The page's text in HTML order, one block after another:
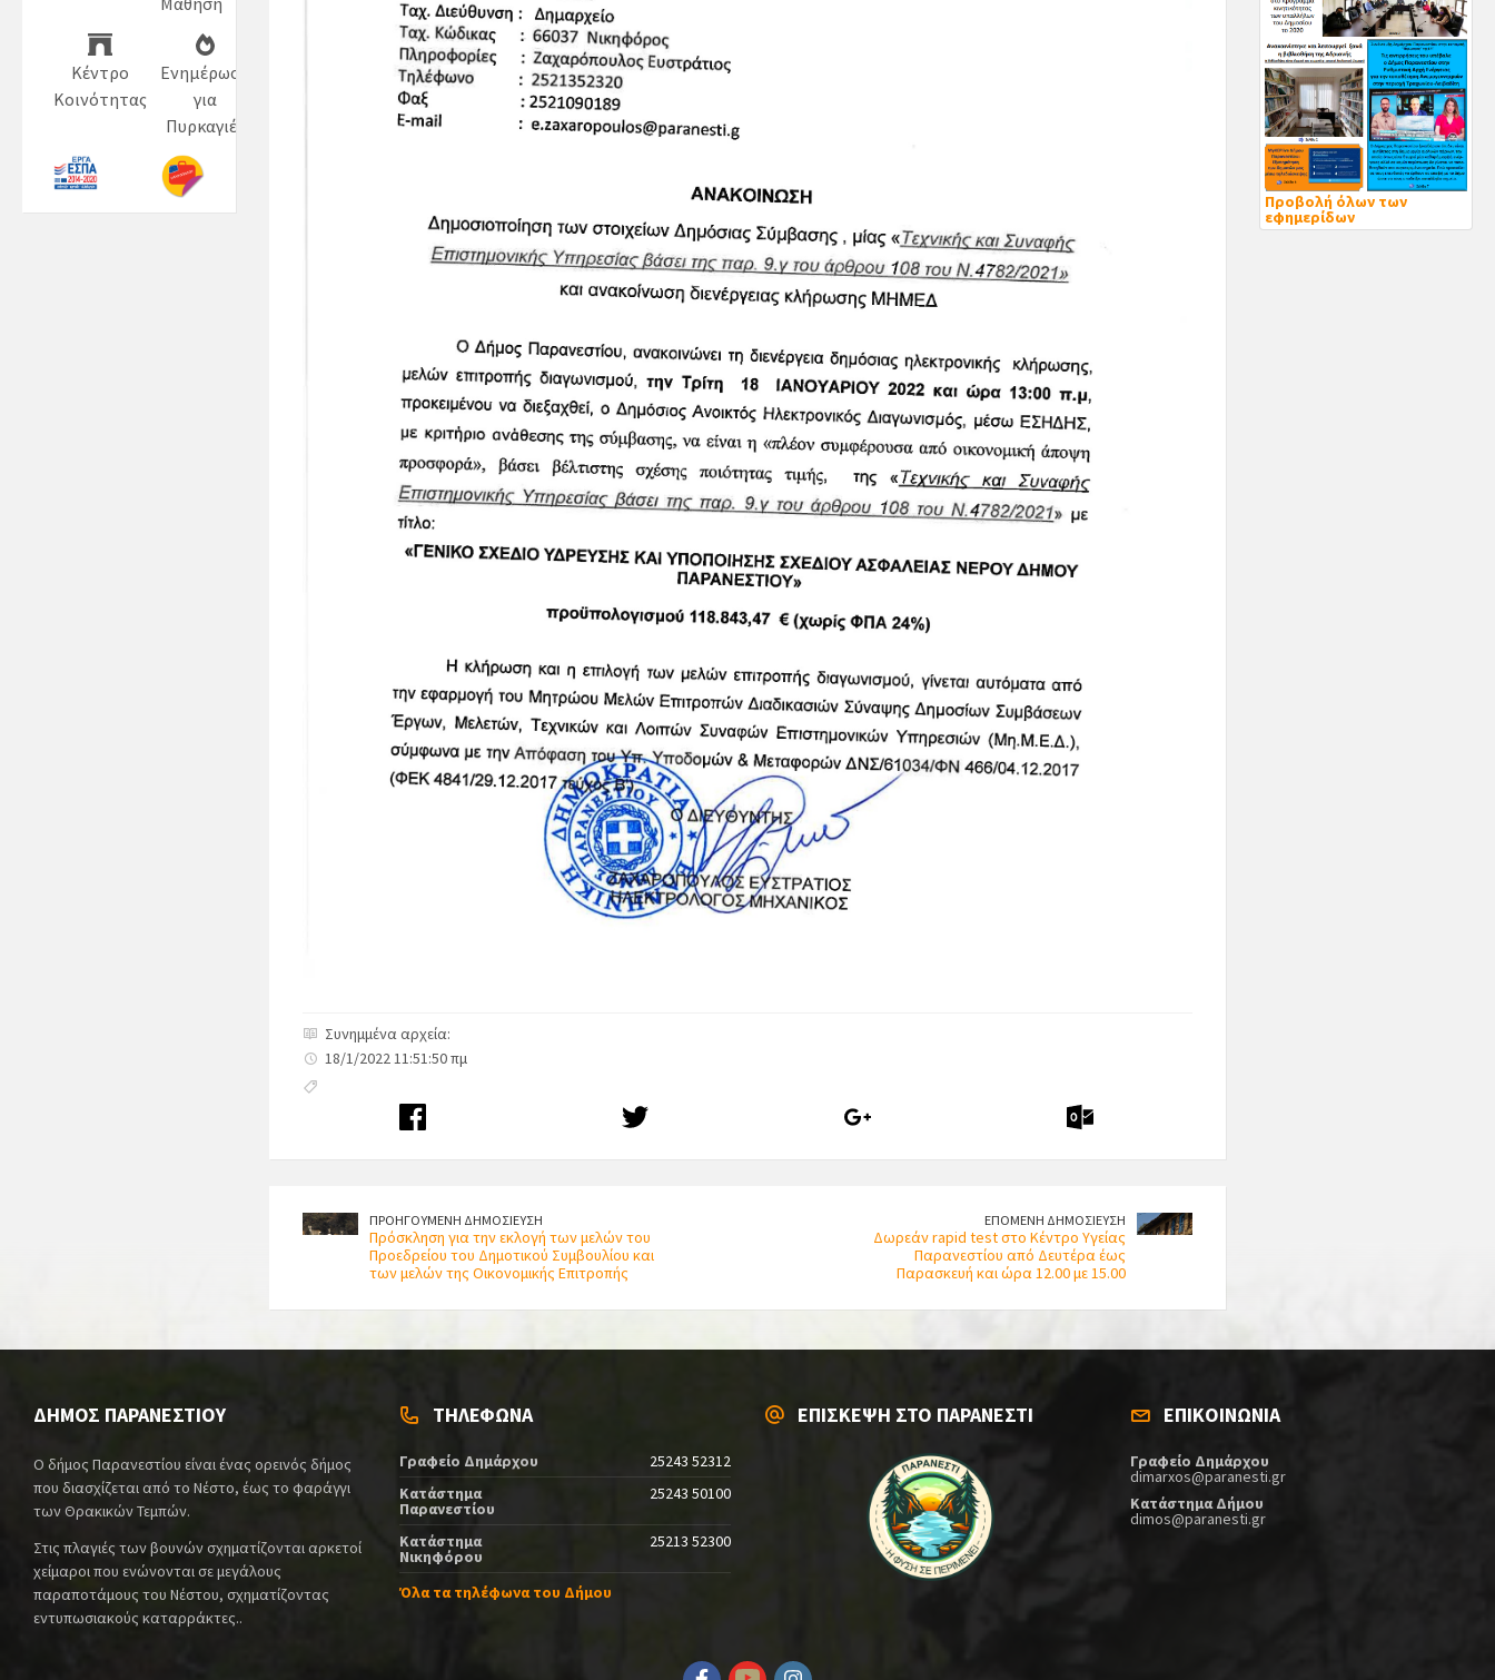
Συνημμένα αρχεία:
18/1/2022 11:51:50 πμ
ΠΡΟΗΓΟΥΜΕΝΗ ΔΗΜΟΣΙΕΥΣΗ
Πρόσκληση για την εκλογή των μελών του
Προεδρείου του Δημοτικού Συμβουλίου και
των μελών της Οικονομικής Επιτροπής
ΕΠΟΜΕΝΗ ΔΗΜΟΣΙΕΥΣΗ
Δωρεάν rapid test στο Κέντρο Υγείας
Παρανεστίου από Δευτέρα έως
Παρασκευή και ώρα 12.00 με 15.00
Κέντρο
Κοινότητας
Ενημέρωση
για
Πυρκαγιές
Προβολή όλων των
εφημερίδων
ΔΗΜΟΣ ΠΑΡΑΝΕΣΤΙΟΥ
Ο δήμος Παρανεστίου είναι ένας ορεινός δήμος
που διασχίζεται από το Νέστο, έως το φαράγγι
των Θρακικών Τεμπών.
Στις πλαγιές των βουνών σχηματίζονται αρκετοί
χείμαροι που ενώνονται σε μεγάλους
παραποτάμους του Νέστου, σχηματίζοντας
εντυπωσιακούς καταρράκτες..
ΤΗΛΕΦΩΝΑ
Γραφείο Δημάρχου
25243 52312
Κατάστημα
Παρανεστίου
25243 50100
Κατάστημα
Νικηφόρου
25213 52300
Όλα τα τηλέφωνα του Δήμου
ΕΠΙΣΚΕΨΗ ΣΤΟ ΠΑΡΑΝΕΣΤΙ ΕΠΙΚΟΙΝΩΝΙΑ
Γραφείο Δημάρχου
dimarxos@paranesti.gr
Κατάστημα Δήμου
dimos@paranesti.gr